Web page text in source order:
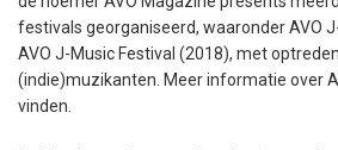
festivals georganiseerd, waaronder AVO
AVO J-Music Festival (2018), met
(indie)muzikanten. Meer informatie over
vinden.